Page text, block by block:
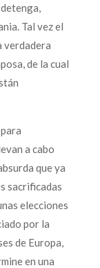
Tal vez el
verdadera
de la cual
a cabo
que ya
sacrificadas
elecciones
por la
de Europa,
en una